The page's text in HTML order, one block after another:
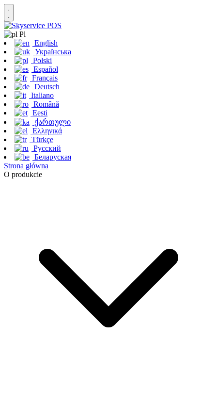
Pl
English
Українська
Polski
Español
Français
Deutsch
Italiano
Română
Eesti
ქართული
Ελληνικά
Türkçe
Русский
Беларуская
Strona główna
O produkcie